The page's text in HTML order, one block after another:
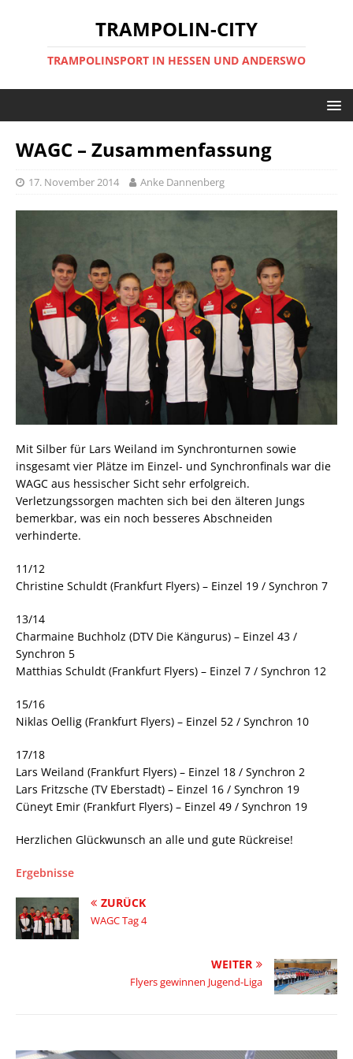
TRAMPOLIN-CITY
TRAMPOLINSPORT IN HESSEN UND ANDERSWO
WAGC – Zusammenfassung
17. November 2014 Anke Dannenberg
Mit Silber für Lars Weiland im Synchronturnen sowie
insgesamt vier Plätze im Einzel- und Synchronfinals war die
WAGC aus hessischer Sicht sehr erfolgreich.
Verletzungssorgen machten sich bei den älteren Jungs
bemerkbar, was ein noch besseres Abschneiden
verhinderte.
11/12
Christine Schuldt (Frankfurt Flyers) – Einzel 19 / Synchron 7
13/14
Charmaine Buchholz (DTV Die Kängurus) – Einzel 43 /
Synchron 5
Matthias Schuldt (Frankfurt Flyers) – Einzel 7 / Synchron 12
15/16
Niklas Oellig (Frankfurt Flyers) – Einzel 52 / Synchron 10
17/18
Lars Weiland (Frankfurt Flyers) – Einzel 18 / Synchron 2
Lars Fritzsche (TV Eberstadt) – Einzel 16 / Synchron 19
Cüneyt Emir (Frankfurt Flyers) – Einzel 49 / Synchron 19
Herzlichen Glückwunsch an alle und gute Rückreise!
Ergebnisse
ZURÜCK
WAGC Tag 4
WEITER
Flyers gewinnen Jugend-Liga